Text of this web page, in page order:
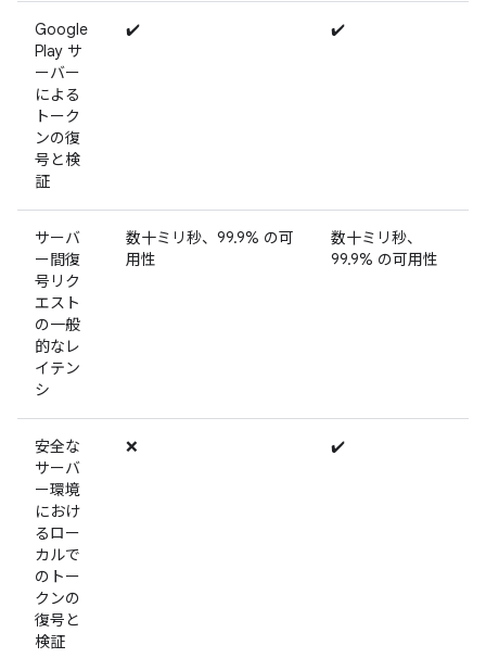
Google
Play サ
ーバー
による
トーク
ンの復
号と検
証
✔️ ✔️
サーバ
ー間復
号リク
エスト
の一般
的なレ
イテン
シ
数十ミリ秒、99.9% の可
用性
数十ミリ秒、
99.9% の可用性
安全な
サーバ
ー環境
におけ
るロー
カルで
のトー
クンの
復号と
検証
❌ ✔️